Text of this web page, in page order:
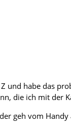
und habe das
die ich mit der
geh vom